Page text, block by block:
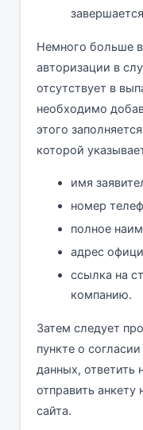
Немного больше
авторизации в
отсутствует в
необходимо
этого
которой
имя
номер
полное
адрес
ссылка на
компанию.
Затем следует
пункте о
данных, ответить
отправить
сайта.